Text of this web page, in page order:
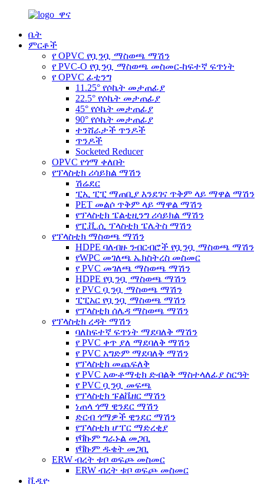
ቤት
ምርቶች
የ OPVC የቧንቧ ማስወጫ ማሽን
የ PVC-O የቧንቧ ማስወጫ መስመር-ከፍተኛ ፍጥነት
የ OPVC ፊቲንግ
11.25° የሶኬት መታጠፊያ
22.5° የሶኬት መታጠፊያ
45° የሶኬት መታጠፊያ
90° የሶኬት መታጠፊያ
ተንሸራታች ጥንዶች
ጥንዶች
Socketed Reducer
OPVC የጎማ ቀለበት
የፕላስቲክ ሪሳይክል ማሽን
ሽሬደር
ፒኢ ፒፒ ማጠቢያ እንደገና ጥቅም ላይ ማዋል ማሽን
PET መልሶ ጥቅም ላይ ማዋል ማሽን
የፕላስቲክ ፔልቲዚንግ ሪሳይክል ማሽን
የፒ.ቪ.ሲ ፕላስቲክ ፔሌትስ ማሽን
የፕላስቲክ ማስወጫ ማሽን
HDPE ባለብዙ ንብርብሮች የቧንቧ ማስወጫ ማሽን
የWPC መገለጫ ኤክስትረስ መስመር
የ PVC መገለጫ ማስወጫ ማሽን
HDPE የቧንቧ ማስወጫ ማሽን
የ PVC ቧንቧ ማስወጫ ማሽን
ፒፒአር የቧንቧ ማስወጫ ማሽን
የፕላስቲክ ሰሌዳ ማስወጫ ማሽን
የፕላስቲክ ረዳት ማሽን
ባለከፍተኛ ፍጥነት ማደባለቅ ማሽን
የ PVC ቀጥ ያለ ማደባለቅ ማሽን
የ PVC አግድም ማደባለቅ ማሽን
የፕላስቲክ መጨፍለቅ
የ PVC አውቶማቲክ ድብልቅ ማስተላለፊያ ስርዓት
የ PVC ቧንቧ መፍጫ
የፕላስቲክ ፑልቬዘር ማሽን
ነጠላ ጎማ ዊንደር ማሽን
ድርብ ጎማዎች ዊንደር ማሽን
የፕላስቲክ ሆፐር ማድረቂያ
የቫኩም ግራኑል መጋቢ
የቫኩም ዱቄት መጋቢ
ERW ብረት ቱቦ ወፍጮ መስመር
ERW ብረት ቱቦ ወፍጮ መስመር
ቪዲዮ